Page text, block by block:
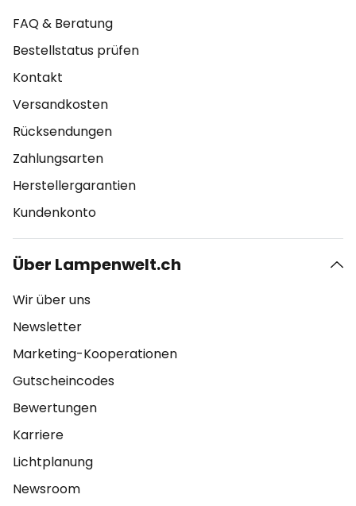
FAQ & Beratung
Bestellstatus prüfen
Kontakt
Versandkosten
Rücksendungen
Zahlungsarten
Herstellergarantien
Kundenkonto
Über Lampenwelt.ch
Wir über uns
Newsletter
Marketing-Kooperationen
Gutscheincodes
Bewertungen
Karriere
Lichtplanung
Newsroom